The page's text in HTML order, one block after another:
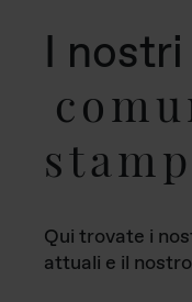
I nostri
Qui trovate i
attuali e il